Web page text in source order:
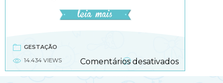
GESTAÇÃO
14.434 VIEWS
Comentários desativadosem
Diferença